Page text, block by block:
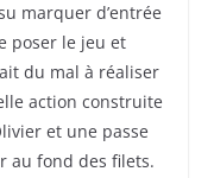
marquer d’entrée
poser le jeu et
du mal à réaliser
action construite
et une passe
au fond des filets.